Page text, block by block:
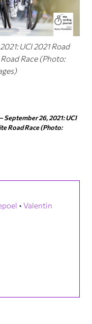
UCI 2021 Road
Race (Photo:
September 26, 2021: UCI
Road Race (Photo:
• Valentin